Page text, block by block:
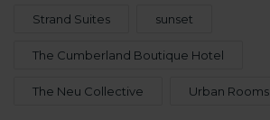
Strand Suites sunset
The Cumberland Boutique Hotel
The Neu Collective Urban Rooms